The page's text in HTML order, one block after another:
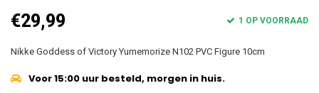
€29,99 1 OP VOORRAAD
Nikke Goddess of Victory Yumemorize N102 PVC Figure 10cm
Voor 15:00 uur besteld, morgen in huis.